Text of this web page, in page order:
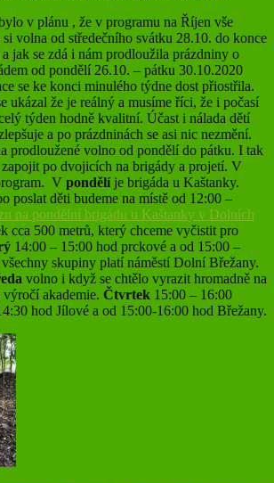
v plánu , že v programu na Říjen vše
volna od středečního svátku 28.10. do konce
jak se zdá i nám prodloužila prázdniny o
od pondělí 26.10. – pátku 30.10.2020
se ke konci minulého týdne dost přiostřila.
ukázal že je reálný a musíme říci, že i počasí
týden hodně kvalitní. Účast i nálada dětí
a po prázdninách se asi nic nezmění.
prodloužené volno od pondělí do pátku. I tak
zapojit po dvojicích na brigády a projetí. V
V pondělíje brigáda u Kaštanky.
poslat děti budeme na místě od 12:00 –
na pondělní brigádu u Kaštanky v Dolních
cca 500 metrů, který chceme vyčistit pro
14:00 – 15:00 hod prckové a od 15:00 –
skupiny platí náměstí Dolní Břežany.
volno i když se chtělo vyrazit hromadně na
akademie. Čtvrtek 15:00 – 16:00
hod Jílové a od 15:00-16:00 hod Břežany.